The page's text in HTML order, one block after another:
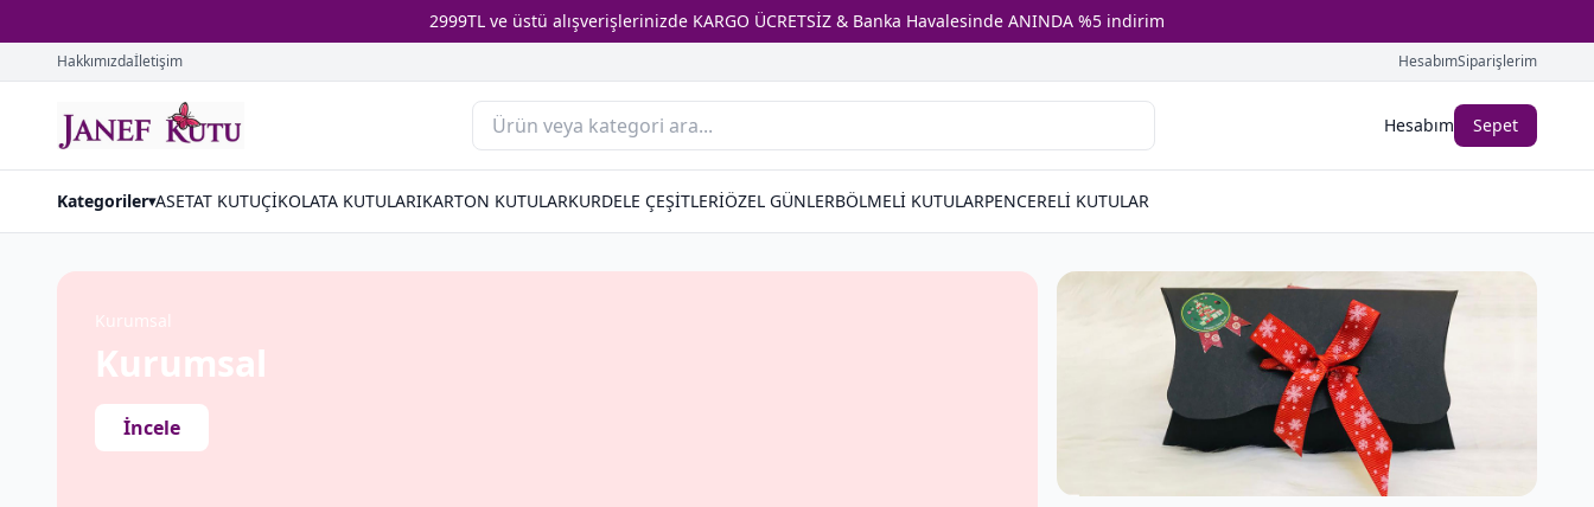
2999TL ve üstü alışverişlerinizde KARGO ÜCRETSİZ & Banka Havalesinde ANINDA %5 indirim
Hakkımızdaİletişim HesabımSiparişlerim
Hesabım Sepet
Kategoriler▾ASETAT KUTUÇİKOLATA KUTULARIKARTON KUTULARKURDELE ÇEŞİTLERİÖZEL GÜNLERBÖLMELİ KUTULARPENCERELİ KUTULAR
Kurumsal
Kurumsal
İncele